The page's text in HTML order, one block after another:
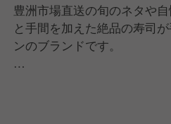
豊洲市場直送の旬のネタや
と手間を加えた絶品の寿司
ンのブランドです。
職人が握る本格的な「赤シ